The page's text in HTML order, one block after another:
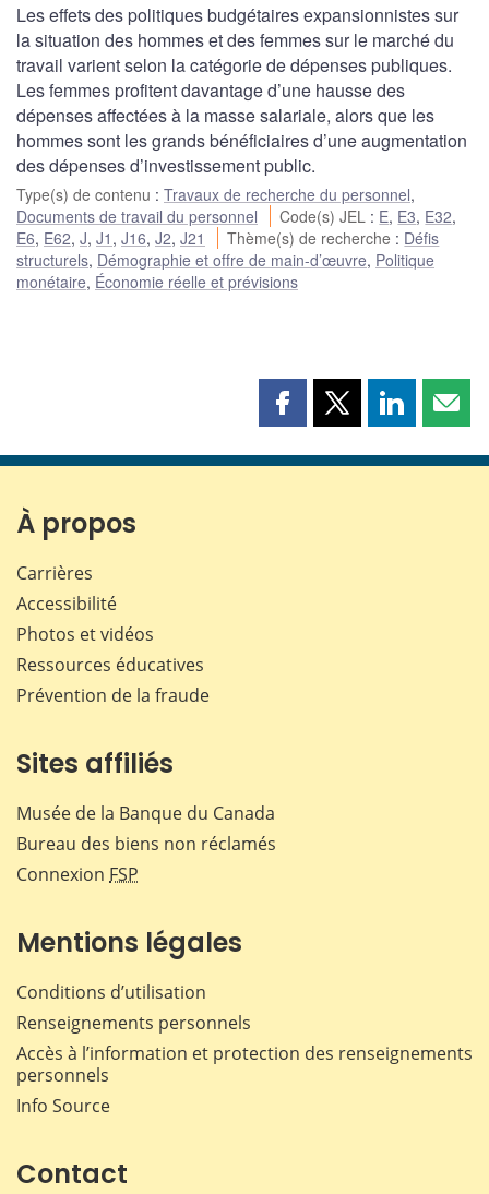
Les effets des politiques budgétaires expansionnistes sur
la situation des hommes et des femmes sur le marché du
travail varient selon la catégorie de dépenses publiques.
Les femmes profitent davantage d’une hausse des
dépenses affectées à la masse salariale, alors que les
hommes sont les grands bénéficiaires d’une augmentation
des dépenses d’investissement public.
Type(s) de contenu : Travaux de recherche du personnel,
Documents de travail du personnel
Code(s) JEL : E, E3, E32,
E6, E62, J, J1 , J16, J2, J21 Thème(s) de recherche : Défis
structurels, Démographie et offre de main-d’œuvre, Politique
monétaire, Économie réelle et prévisions
Partager
page
Partager
page
Partager
page page
À propos
Carrières
Accessibilité
Photos et vidéos
Ressources éducatives
Prévention de la fraude
Sites affiliés
Musée de la Banque du Canada
Bureau des biens non réclamés
Connexion FSP
Mentions légales
Conditions d’utilisation
Renseignements personnels
Accès à l’information et protection des renseignements
personnels
Info Source
Contact